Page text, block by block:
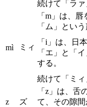
続けて「ラァ
mì ミィ
「m」は、
「ム」とい
「i」は、日
「エ」と「
する。
続けて「ミィ
z ズ
「z」は、舌
て、その隙間